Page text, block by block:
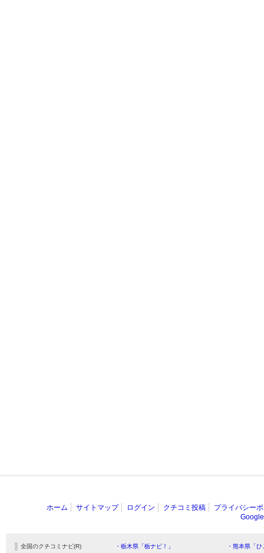
ホーム サイトマップ ログイン クチコミ投稿
プライバシー
全国のクチコミナビ(R) ・栃木県「栃ナビ！」 ・熊本県「